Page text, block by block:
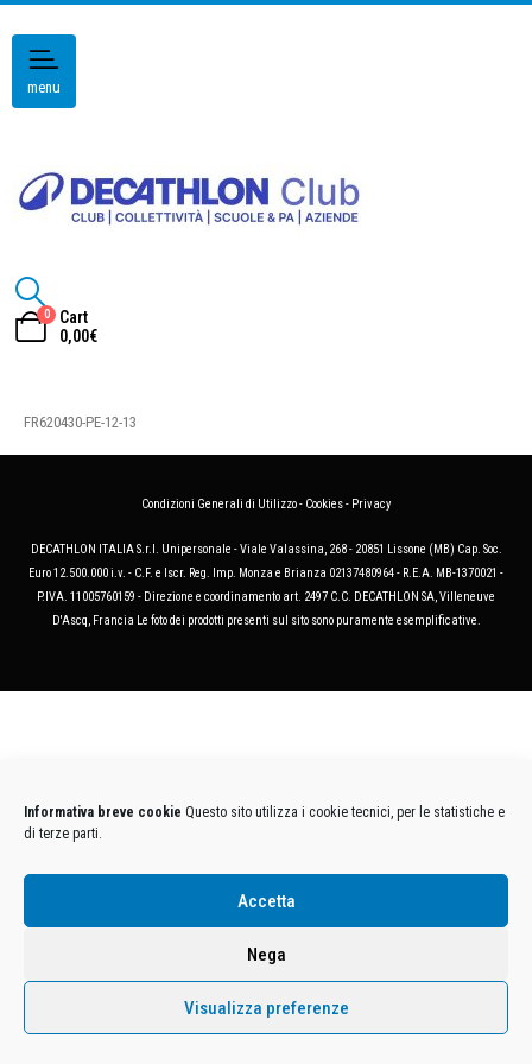
Informativa breve cookie Questo sito utilizza i cookie tecnici, per le statistiche e
di terze parti.
Accetta
Nega
Visualizza preferenze
menu
0
Cart
0,00€
FR620430-PE-12-13
Condizioni Generali di Utilizzo- Cookies- Privacy
DECATHLON ITALIA S.r.l. Unipersonale - Viale Valassina, 268 - 20851 Lissone (MB) Cap. Soc.
Euro 12.500.000 i.v. - C.F. e Iscr. Reg. Imp. Monza e Brianza 02137480964 - R.E.A. MB-1370021 -
P.IVA. 11005760159 - Direzione e coordinamento art. 2497 C.C. DECATHLON SA, Villeneuve
D'Ascq, Francia Le foto dei prodotti presenti sul sito sono puramente esemplificative.